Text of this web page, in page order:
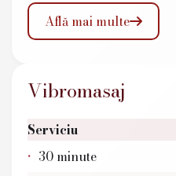
Află mai multe
Vibromasaj
Serviciu
30 minute